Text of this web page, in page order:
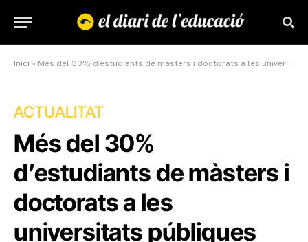
Inici » Més del 30% d’estudiants de màsters i doctorats a les universitats públiques són estrangers
ACTUALITAT
Més del 30%
d’estudiants de màsters i
doctorats a les
universitats públiques